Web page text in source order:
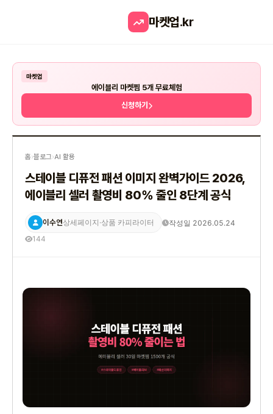
마켓업.kr
마켓업
에이블리 마켓찜 5개 무료체험
신청하기
홈›블로그›AI 활용
스테이블 디퓨전 패션 이미지 완벽가이드 2026,
에이블리 셀러 촬영비 80% 줄인 8단계 공식
이수연상세페이지·상품 카피라이터
작성일 2026.05.24
144